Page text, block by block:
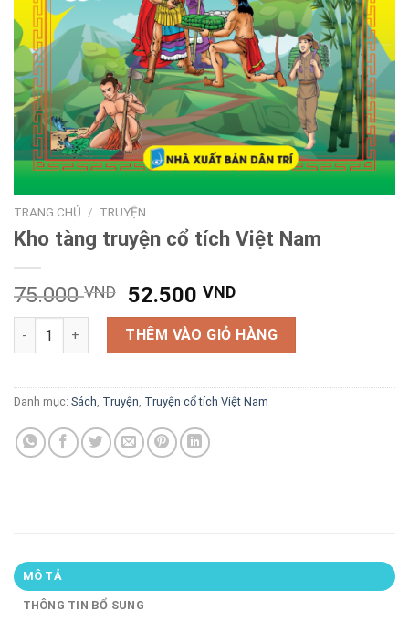
TRANG CHỦ / TRUYỆN
Kho tàng truyện cổ tích Việt Nam
75.000VND
Giá
gốc
là:
75.000 VND.
52.500VNDGiá
hiện
tại
là:
52.500 VND.
Kho tàng truyện cổ tích Việt Nam số lượng
THÊM VÀO GIỎ HÀNG
Danh mục: Sách Truyện Truyện cổ tích Việt Nam
MÔ TẢ
THÔNG TIN BỔ SUNG